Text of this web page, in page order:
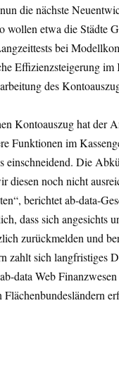
die nächste
wollen etwa die Städte
bei
Effizienzsteigerung im
des
Kontoauszug hat der
Funktionen im
Die
diesen noch nicht
berichtet ab-data-
dass sich angesichts
zurückmelden und
zahlt sich langfristiges
data Web